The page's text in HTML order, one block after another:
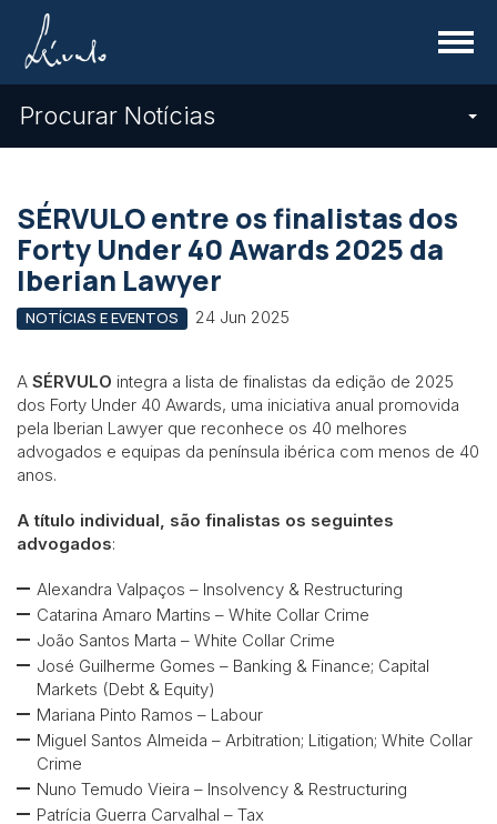
Menu
Procurar Notícias
SÉRVULO entre os finalistas dos
Forty Under 40 Awards 2025 da
Iberian Lawyer
NOTÍCIAS E EVENTOS 24 Jun 2025
A SÉRVULO integra a lista de finalistas da edição de 2025
dos Forty Under 40 Awards, uma iniciativa anual promovida
pela Iberian Lawyer que reconhece os 40 melhores
advogados e equipas da península ibérica com menos de 40
anos.
A título individual, são finalistas os seguintes
advogados:
Alexandra Valpaços – Insolvency & Restructuring
Catarina Amaro Martins – White Collar Crime
João Santos Marta – White Collar Crime
José Guilherme Gomes – Banking & Finance; Capital
Markets (Debt & Equity)
Mariana Pinto Ramos – Labour
Miguel Santos Almeida – Arbitration; Litigation; White Collar
Crime
Nuno Temudo Vieira – Insolvency & Restructuring
Patrícia Guerra Carvalhal – Tax